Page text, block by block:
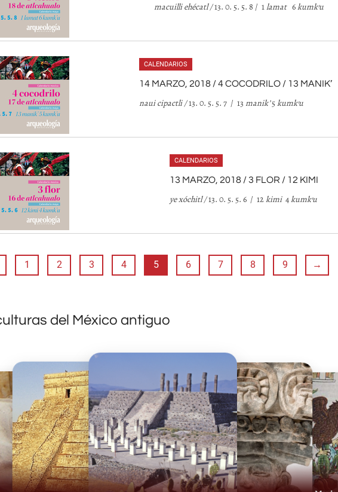
macuilli ehécatl /13. 0. 5. 5. 8 / 1lamat6kumk’u
CALENDARIOS
14 MARZO, 2018 / 4 COCODRILO / 13 MANIK’
naui cipactli /13. 0. 5. 5. 7 / 13 manik5kumk’u
CALENDARIOS
13 MARZO, 2018 / 3 FLOR / 12 KIMI
ye xóchitl /13. 0. 5. 5. 6 / 12kimi4kumk’u
1 2 3 4 5 6 7 8 9 →
del México antiguo